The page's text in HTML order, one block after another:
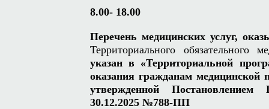
8.00- 18.00
Перечень медицинских услуг,
Территориального обязательного
указан в «Территориальной
оказания гражданам
утвержденной
30.12.2025 №788-ПП